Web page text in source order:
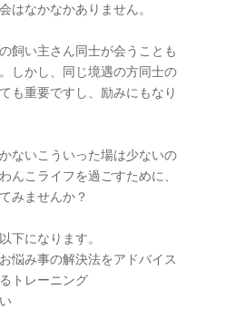
はなかなかありません。
飼い主さん同士が会うことも
しかし、同じ境遇の方同士の
も重要ですし、励みにもなり
ないこういった場は少ないの
んこライフを過ごすために、
みませんか？
下になります。
悩み事の解決法をアドバイス
トレーニング